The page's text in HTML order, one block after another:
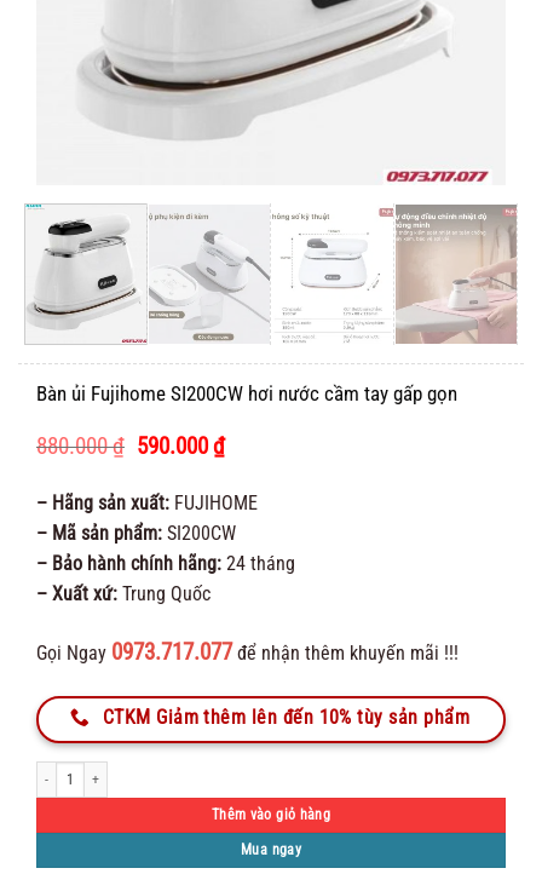
Bàn ủi Fujihome SI200CW hơi nước cầm tay gấp gọn
880.000₫ Giá
là:
880.000 ₫.
590.000₫Giá
tại
là:
590.000 ₫.
– Hãng sản xuất: FUJIHOME
– Mã sản phẩm: SI200CW
– Bảo hành chính hãng: 24 tháng
– Xuất xứ: Trung Quốc
Gọi Ngay 0973.717.077 để nhận thêm khuyến mãi !!!
CTKM Giảm thêm lên đến 10% tùy sản phẩm
Bàn ủi Fujihome SI200CW hơi nước cầm tay gấp gọn số lượng
Thêm vào giỏ hàng
Mua ngay